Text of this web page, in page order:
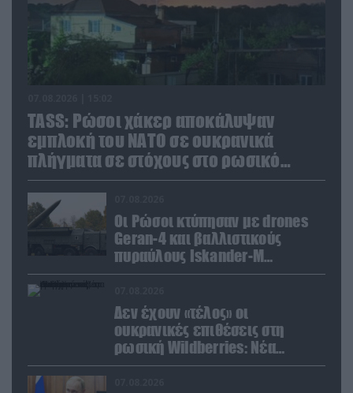
TASS: Ρώσοι χάκερ αποκάλυψαν
εμπλοκή του ΝΑΤΟ σε ουκρανικά
πλήγματα σε στόχους στο ρωσικό
έδαφος!
Οι Ρώσοι κτύπησαν με drones
Geran-4 και βαλλιστικούς
πυραύλους Iskander-M
ουκρανικό τρένο με
Δεν έχουν «τέλος» οι
ουκρανικές επιθέσεις στη
ρωσική Wildberries: Νέα
πλήγματα σε εγκαταστάσεις στα